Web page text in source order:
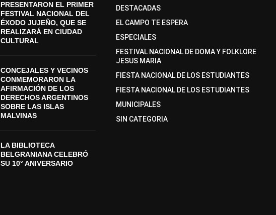
PRESENTARON EL PRIMER
FESTIVAL NACIONAL DEL
ÉXODO JUJEÑO, QUE SE
REALIZARÁ EN CIUDAD
CULTURAL
CONCEJALES Y VECINOS
CONMEMORARON LA
AFIRMACIÓN DE LOS
DERECHOS ARGENTINOS
SOBRE LAS ISLAS
MALVINAS
LA BIBLIOTECA
BELGRANIANA CELEBRÓ
SU 10° ANIVERSARIO
DESTACADAS
EL CAMPO TE ESPERA
ESPECIALES
FESTIVAL NACIONAL DE DOMA Y FOLKLORE
JESUS MARIA
FIESTA NACIONAL DE LOS ESTUDIANTES
FIESTA NACIONAL DE LOS ESTUDIANTES
MUNICIPALES
SIN CATEGORIA